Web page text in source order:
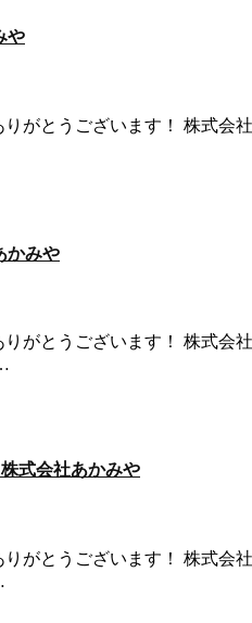
や
がとうございます！ 株式会
かみや
がとうございます！ 株式会
式会社あかみや
がとうございます！ 株式